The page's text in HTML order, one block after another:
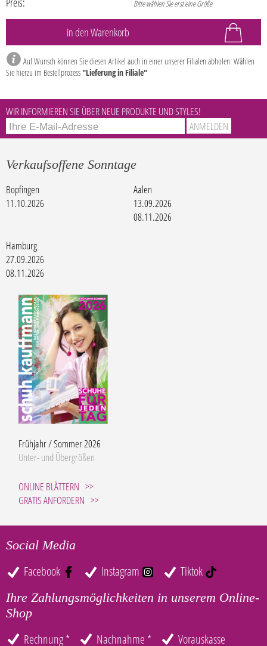
Bitte wählen Sie erst eine Größe
Auf Wunsch können Sie diesen Artikel auch in einer unserer Filialen abholen. Wählen
Sie hierzu im Bestellprozess"Lieferung in Filiale"
WIR INFORMIEREN SIE ÜBER NEUE PRODUKTE UND STYLES!
Verkaufsoffene Sonntage
Bopfingen
11.10.2026
Aalen
13.09.2026
08.11.2026
Hamburg
27.09.2026
08.11.2026
Frühjahr / Sommer 2026
Unter- und Übergrößen
ONLINE BLÄTTERN
GRATIS ANFORDERN
Social Media
Facebook Instagram Tiktok
Ihre Zahlungsmöglichkeiten in unserem Online-
Shop
Rechnung * Nachnahme * Vorauskasse